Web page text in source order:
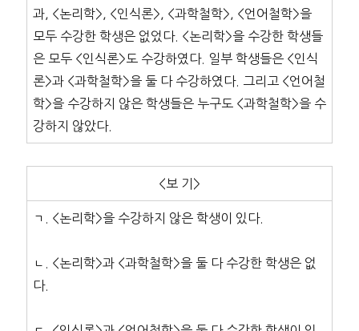
과, <논리학>, <인식론>, <과학철학>, <언어철학>을
모두 수강한 학생은 없었다. <논리학>을 수강한 학생들
은 모두 <인식론>도 수강하였다. 일부 학생들은 <인식
론>과 <과학철학>을 둘 다 수강하였다. 그리고 <언어철
학>을 수강하지 않은 학생들은 누구도 <과학철학>을 수
강하지 않았다.
<보 기>
ㄱ. <논리학>을 수강하지 않은 학생이 있다.
ㄴ. <논리학>과 <과학철학>을 둘 다 수강한 학생은 없
다.